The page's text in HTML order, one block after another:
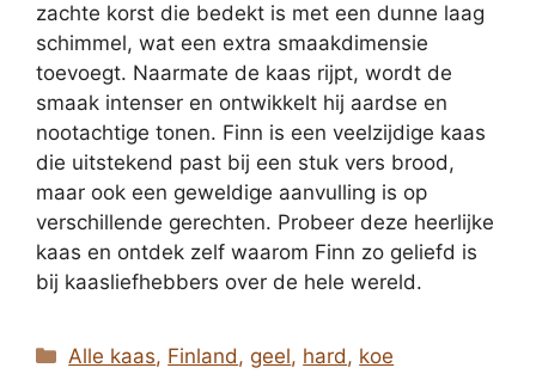
zachte korst die bedekt is met een dunne laag
schimmel, wat een extra smaakdimensie
toevoegt. Naarmate de kaas rijpt, wordt de
smaak intenser en ontwikkelt hij aardse en
nootachtige tonen. Finn is een veelzijdige kaas
die uitstekend past bij een stuk vers brood,
maar ook een geweldige aanvulling is op
verschillende gerechten. Probeer deze heerlijke
kaas en ontdek zelf waarom Finn zo geliefd is
bij kaasliefhebbers over de hele wereld.
Categorieën
Alle kaas, Finland,geel, hard, koe